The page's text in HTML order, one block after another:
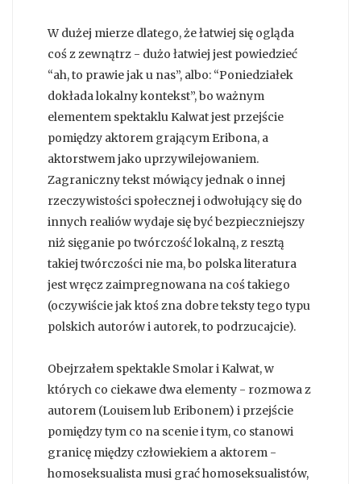
W dużej mierze dlatego, że łatwiej się ogląda
coś z zewnątrz - dużo łatwiej jest powiedzieć
“ah, to prawie jak u nas”, albo: “Poniedziałek
dokłada lokalny kontekst”, bo ważnym
elementem spektaklu Kalwat jest przejście
pomiędzy aktorem grającym Eribona, a
aktorstwem jako uprzywilejowaniem.
Zagraniczny tekst mówiący jednak o innej
rzeczywistości społecznej i odwołujący się do
innych realiów wydaje się być bezpieczniejszy
niż sięganie po twórczość lokalną, z resztą
takiej twórczości nie ma, bo polska literatura
jest wręcz zaimpregnowana na coś takiego
(oczywiście jak ktoś zna dobre teksty tego typu
polskich autorów i autorek, to podrzucajcie).
Obejrzałem spektakle Smolar i Kalwat, w
których co ciekawe dwa elementy - rozmowa z
autorem (Louisem lub Eribonem) i przejście
pomiędzy tym co na scenie i tym, co stanowi
granicę między człowiekiem a aktorem -
homoseksualista musi grać homoseksualistów,